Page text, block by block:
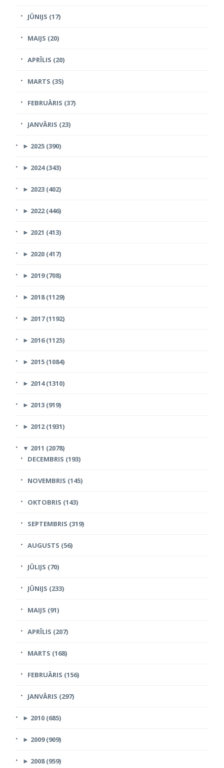
JŪNIJS (17)
MAIJS (20)
APRĪLIS (20)
MARTS (35)
FEBRUĀRIS (37)
JANVĀRIS (23)
► 2025 (390)
► 2024 (343)
► 2023 (402)
► 2022 (446)
► 2021 (413)
► 2020 (417)
► 2019 (708)
► 2018 (1129)
► 2017 (1192)
► 2016 (1125)
► 2015 (1084)
► 2014 (1310)
► 2013 (919)
► 2012 (1931)
▼ 2011 (2078)
DECEMBRIS (193)
NOVEMBRIS (145)
OKTOBRIS (143)
SEPTEMBRIS (319)
AUGUSTS (56)
JŪLIJS (70)
JŪNIJS (233)
MAIJS (91)
APRĪLIS (207)
MARTS (168)
FEBRUĀRIS (156)
JANVĀRIS (297)
► 2010 (685)
► 2009 (909)
► 2008 (959)